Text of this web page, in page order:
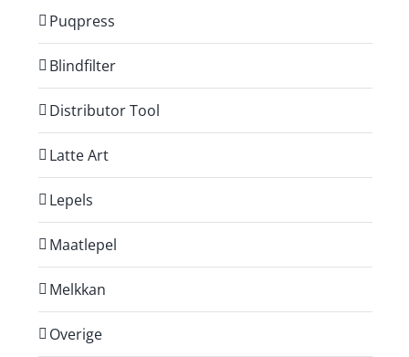
Puqpress
Blindfilter
Distributor Tool
Latte Art
Lepels
Maatlepel
Melkkan
Overige